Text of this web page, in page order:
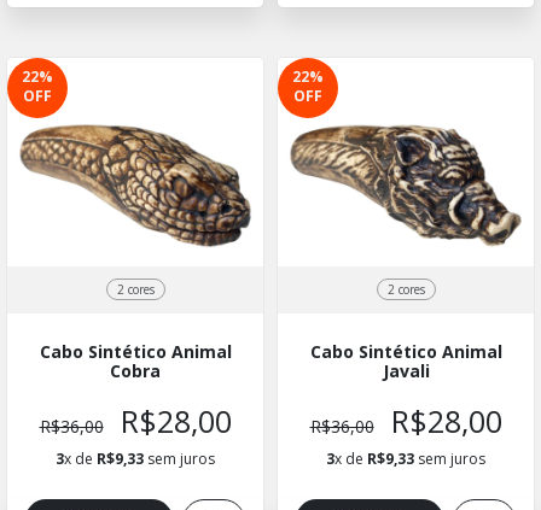
22%
OFF
2 cores
Cabo Sintético Animal
Cobra
R$36,00 R$28,00
3x de R$9,33 sem juros
22%
OFF
2 cores
Cabo Sintético Animal
Javali
R$36,00 R$28,00
3x de R$9,33 sem juros